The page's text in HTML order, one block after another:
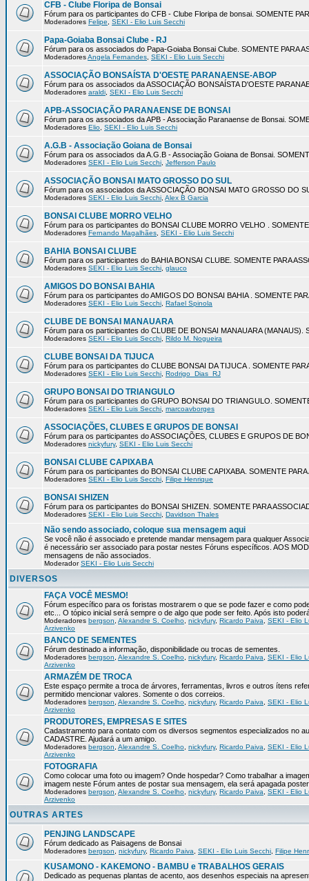
CFB - Clube Floripa de Bonsai
Fórum para os participantes do CFB - Clube Floripa de bonsai. SOMENTE
Moderadores Felipe SEKI - Elio Luis Secchi
Papa-Goiaba Bonsai Clube - RJ
Fórum para os associados do Papa-Goiaba Bonsai Clube. SOMENTE PARA
ModeradoresAngela Fernandes SEKI - Elio Luis Secchi
ASSOCIAÇÃO BONSAÍSTA D'OESTE PARANAENSE-ABOP
Fórum para os associados da ASSOCIAÇÃO BONSAÍSTA D'OESTE
Moderadores araldi SEKI - Elio Luis Secchi
APB-ASSOCIAÇÃO PARANAENSE DE BONSAI
Fórum para os associados da APB - Associação Paranaense de Bonsai.
Moderadores Elio SEKI - Elio Luis Secchi
A.G.B - Associação Goiana de Bonsai
Fórum para os associados da A.G.B - Associação Goiana de Bonsai.
Moderadores SEKI - Elio Luis Secchi Jefferson Paulo
ASSOCIAÇÃO BONSAI MATO GROSSO DO SUL
Fórum para os associados da ASSOCIAÇÃO BONSAI MATO GROSSO DO
Moderadores SEKI - Elio Luis Secchi Alex B Garcia
BONSAI CLUBE MORRO VELHO
Fórum para os participantes do BONSAI CLUBE MORRO VELHO .
Moderadores Fernando Magalhães SEKI - Elio Luis Secchi
BAHIA BONSAI CLUBE
Fórum para os participantes do BAHIA BONSAI CLUBE. SOMENTE PARA
Moderadores SEKI - Elio Luis Secchi glauco
AMIGOS DO BONSAI BAHIA
Fórum para os participantes do AMIGOS DO BONSAI BAHIA . SOMENTE
Moderadores SEKI - Elio Luis Secchi Rafael Spinola
CLUBE DE BONSAI MANAUARA
Fórum para os participantes do CLUBE DE BONSAI MANAUARA (MANAUS).
Moderadores SEKI - Elio Luis Secchi Rildo M. Nogueira
CLUBE BONSAI DA TIJUCA
Fórum para os participantes do CLUBE BONSAI DA TIJUCA . SOMENTE
Moderadores SEKI - Elio Luis Secchi Rodrigo_Dias_RJ
GRUPO BONSAI DO TRIANGULO
Fórum para os participantes do GRUPO BONSAI DO TRIANGULO.
Moderadores SEKI - Elio Luis Secchi marcoavborges
ASSOCIAÇÕES, CLUBES E GRUPOS DE BONSAI
Fórum para os participantes do ASSOCIAÇÕES, CLUBES E GRUPOS DE
Moderadores nickyfury, SEKI - Elio Luis Secchi
BONSAI CLUBE CAPIXABA
Fórum para os participantes do BONSAI CLUBE CAPIXABA. SOMENTE
Moderadores SEKI - Elio Luis Secchi Filipe Henrique
BONSAI SHIZEN
Fórum para os participantes do BONSAI SHIZEN. SOMENTE PARA
Moderadores SEKI - Elio Luis Secchi Davidson Thales
Não sendo associado, coloque sua mensagem aqui
Se você não é associado e pretende mandar mensagem para qualquer
é necessário ser associado para postar nestes Fóruns específicos. AOS
mensagens de não associados.
ModeradorSEKI - Elio Luis Secchi
DIVERSOS
FAÇA VOCÊ MESMO!
Fórum específico para os foristas mostrarem o que se pode fazer e como
etc... O tópico inicial será sempre o de algo que pode ser feito. Após isto
Moderadores bergson Alexandre S. Coelho nickyfury, Ricardo Paiva
SEKI - Elio
Arzivenko
BANCO DE SEMENTES
Fórum destinado a informação, disponibilidade ou trocas de sementes.
Moderadores bergson Alexandre S. Coelho nickyfury, Ricardo Paiva
SEKI - Elio
Arzivenko
ARMAZÉM DE TROCA
Este espaço permite a troca de árvores, ferramentas, livros e outros ítens
permitido mencionar valores. Somente o dos correios.
Moderadores bergson Alexandre S. Coelho nickyfury, Ricardo Paiva
SEKI - Elio
Arzivenko
PRODUTORES, EMPRESAS E SITES
Cadastramento para contato com os diversos segmentos especializados no
CADASTRE. Ajudará a um amigo.
Moderadores bergson Alexandre S. Coelho nickyfury, Ricardo Paiva
SEKI - Elio
Arzivenko
FOTOGRAFIA
Como colocar uma foto ou imagem? Onde hospedar? Como trabalhar a
imagem neste Fórum antes de postar sua mensagem, ela será apagada
Moderadores bergson Alexandre S. Coelho nickyfury, Ricardo Paiva
SEKI - Elio
Arzivenko
OUTRAS ARTES
PENJING LANDSCAPE
Fórum dedicado as Paisagens de Bonsai
Moderadores bergson nickyfury, Ricardo Paiva SEKI - Elio Luis Secchi Filipe
KUSAMONO - KAKEMONO - BAMBU e TRABALHOS GERAIS
Dedicado as pequenas plantas de acento, aos desenhos especiais na